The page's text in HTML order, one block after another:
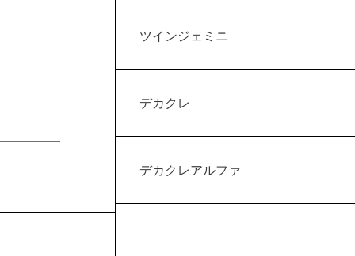
ツインジェミニ
デカクレ
デカクレアルファ